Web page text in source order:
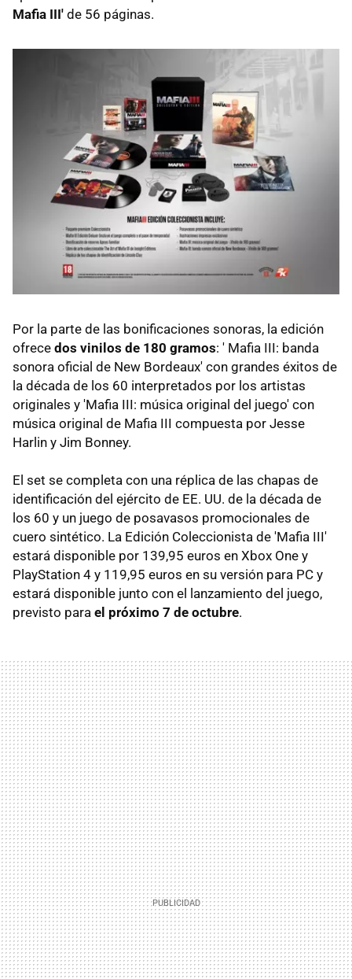
Mafia III' de 56 páginas.
Por la parte de las bonificaciones sonoras, la edición
ofrece dos vinilos de 180 gramos: ' Mafia III: banda
sonora oficial de New Bordeaux' con grandes éxitos de
la década de los 60 interpretados por los artistas
originales y 'Mafia III: música original del juego' con
música original de Mafia III compuesta por Jesse
Harlin y Jim Bonney.
El set se completa con una réplica de las chapas de
identificación del ejército de EE. UU. de la década de
los 60 y un juego de posavasos promocionales de
cuero sintético. La Edición Coleccionista de 'Mafia III'
estará disponible por 139,95 euros en Xbox One y
PlayStation 4 y 119,95 euros en su versión para PC y
estará disponible junto con el lanzamiento del juego,
previsto para el próximo 7 de octubre.